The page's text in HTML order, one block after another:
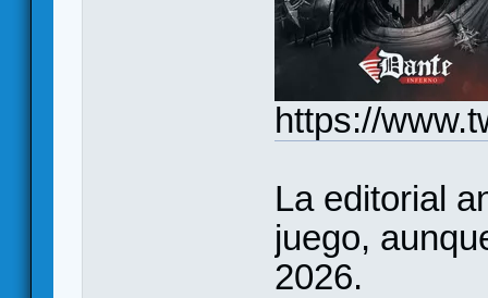
https://
La editorial
juego,
2026.